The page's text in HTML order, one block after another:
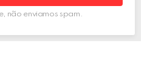
não enviamos spam.